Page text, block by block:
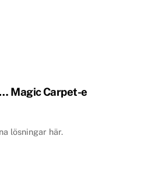
Magic Carpet-e
lösningar här.